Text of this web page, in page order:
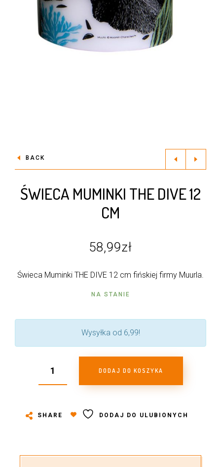
BACK
ŚWIECA MUMINKI THE DIVE 12
CM
58,99zł
Świeca Muminki THE DIVE 12 cm fińskiej firmy Muurla.
NA STANIE
Wysyłka od 6,99!
DODAJ DO KOSZYKA
SHARE DODAJ DO ULUBIONYCH